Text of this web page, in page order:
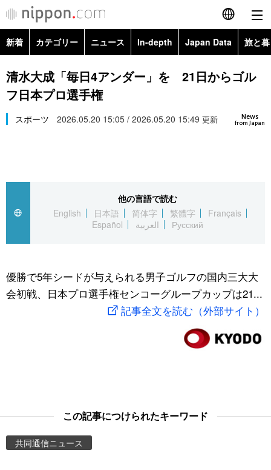
English
简体字
Русский
カテゴリー
経済・ビジネス
国際
文化
トップ
アーカイブ
In-depth
Japan Data
動画/Live
新着 カテゴリー ニュース In-depth Japan Data 旅と
政治・外交
経済・ビジネス
スポーツ・東京2020
Topics
清水大成「毎日4アンダー」を 21日からゴル
フ日本プロ選手権
News
from Japan
スポーツ 2026.05.20 15:05 / 2026.05.20 15:49 更新
他の言語で読む
English
日本語 简体字 繁體字
Français
Español
العربية Русский
優勝で5年シードが与えられる男子ゴルフの国内三大大
会初戦、日本プロ選手権センコーグループカップは21...
記事全文を読む（外部サイト）
この記事につけられたキーワード
共同通信ニュース